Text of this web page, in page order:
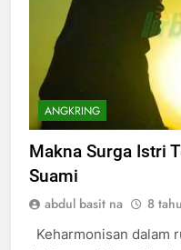
ANGKRING
Makna Surga Istri
Suami
abdul basit na 8
Keharmonisan dalam